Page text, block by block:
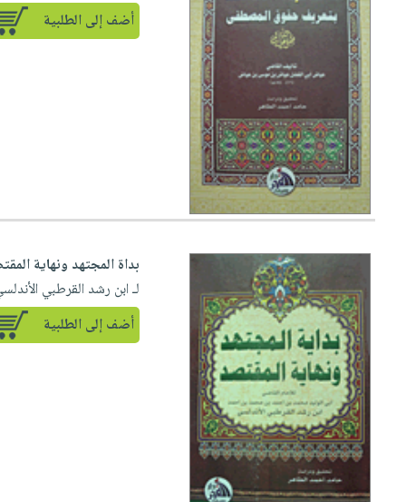
أضف إلى الطلبية
بداة المجتهد ونهاية
لـ ابن رشد القرطبي
أضف إلى الطلبية